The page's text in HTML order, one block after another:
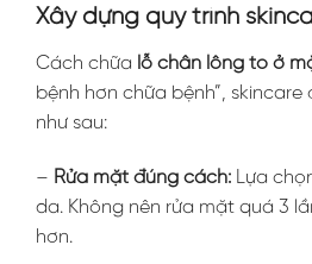
Xây dựng quy trình
Cách chữa lỗ chân lông to ở
bệnh hơn chữa bệnh”,
như sau:
– Rửa mặt đúng cách: Lựa
da. Không nên rửa mặt quá 3
hơn.